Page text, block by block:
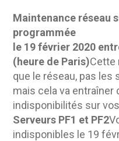
Maintenance réseau
programmée
le 19 février 2020
(heure de Paris)Cette
que le réseau, pas les
mais cela va
indisponibilités sur
Serveurs PF1 et PF2
indisponibles le 19